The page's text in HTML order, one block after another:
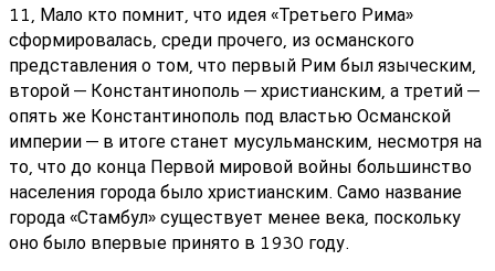
11, Мало кто помнит, что идея «Третьего Рима»
сформировалась, среди прочего, из османского
представления о том, что первый Рим был языческим,
второй — Константинополь — христианским, а третий —
опять же Константинополь под властью Османской
империи — в итоге станет мусульманским, несмотря на
то, что до конца Первой мировой войны большинство
населения города было христианским. Само название
города «Стамбул» существует менее века, поскольку
оно было впервые принято в 1930 году.